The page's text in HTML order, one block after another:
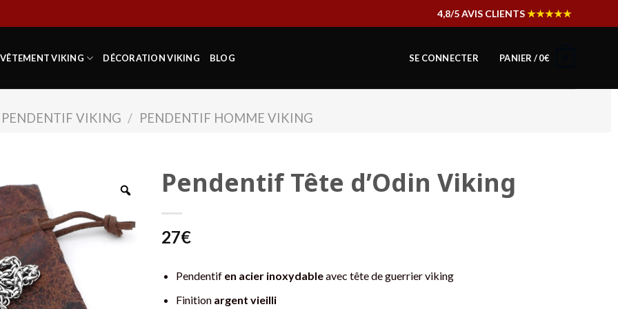
4,8/5 AVIS CLIENTS★★★★★
VÊTEMENT VIKING DÉCORATION VIKING BLOG SE CONNECTER PANIER /0€
PENDENTIF VIKING / PENDENTIF HOMME VIKING
Pendentif Tête d’Odin Viking
27€
Pendentif en acier inoxydableavec tête de guerrier viking
Finition argent vieilli